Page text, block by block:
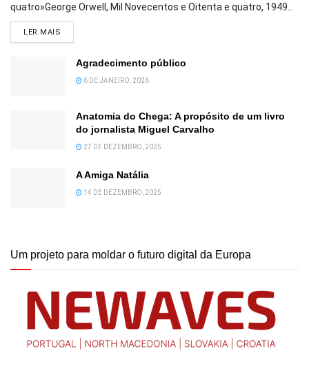
quatro»George Orwell, Mil Novecentos e Oitenta e quatro, 1949...
LER MAIS
Agradecimento público
6 DE JANEIRO, 2026
Anatomia do Chega: A propósito de um livro
do jornalista Miguel Carvalho
27 DE DEZEMBRO, 2025
A Amiga Natália
14 DE DEZEMBRO, 2025
Um projeto para moldar o futuro digital da Europa